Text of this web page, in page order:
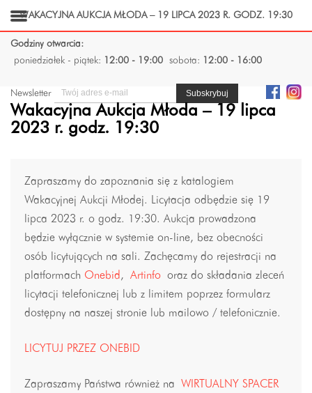
Godziny otwarcia:
poniedziałek - piątek:
12:00 - 19:00 sobota: 12:00 - 16:00
Newsletter
Wakacyjna Aukcja Młoda – 19 lipca
2023 r. godz. 19:30
Zapraszamy do zapoznania się z katalogiem
Wakacyjnej Aukcji Młodej. Licytacja odbędzie się 19
lipca 2023 r. o godz. 19:30. Aukcja prowadzona
będzie wyłącznie w systemie on-line, bez obecności
osób licytujących na sali. Zachęcamy do rejestracji na
platformach Onebid , Artinfo oraz do składania zleceń
licytacji telefonicznej lub z limitem poprzez formularz
dostępny na naszej stronie lub mailowo / telefonicznie.
LICYTUJ PRZEZ ONEBID
Zapraszamy Państwa również na WIRTUALNY SPACER
WAKACYJNA AUKCJA MŁODA – 19 LIPCA 2023 R. GODZ. 19:30